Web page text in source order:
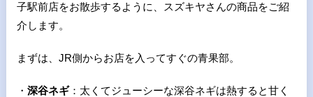
子駅前店をお散歩するように、スズキヤさんの商品をご紹
介します。
まずは、JR側からお店を入ってすぐの青果部。
・ 深谷ネギ：太くてジューシーな深谷ネギは熱すると甘く